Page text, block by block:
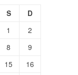
S
D
1
2
8
9
15
16